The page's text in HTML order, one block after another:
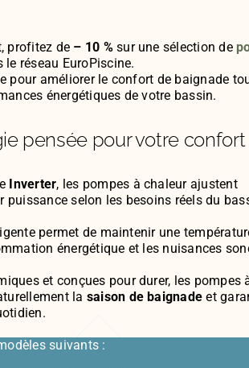
profitez de – 10 %sur une sélection de
réseau EuroPiscine.
pour améliorer le confort de baignade
énergétiques de votre bassin.
pensée pour votre confort
Inverter, les pompes à chaleur ajustent
puissance selon les besoins réels du
permet de maintenir une
énergétique et les nuisances
et conçues pour durer, les pompes
la saison de baignade et
suivants :